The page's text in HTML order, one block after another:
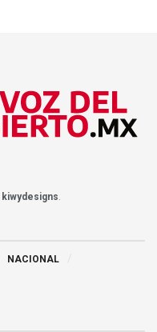
kiwydesigns
NACIONAL